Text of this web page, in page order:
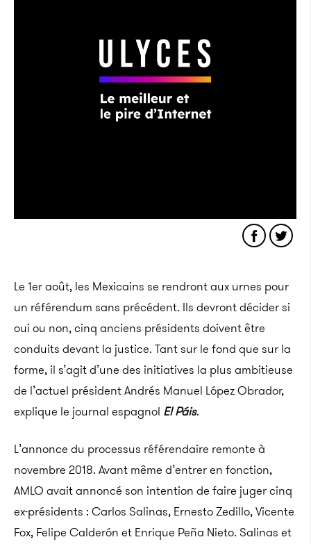
Le 1er août, les Mexicains se rendront aux urnes pour
un référendum sans précédent. Ils devront décider si
oui ou non, cinq anciens présidents doivent être
conduits devant la justice. Tant sur le fond que sur la
forme, il s’agit d’une des initiatives la plus ambitieuse
de l’actuel président Andrés Manuel López Obrador,
explique le journal espagnol El Páis.
L’annonce du processus référendaire remonte à
novembre 2018. Avant même d’entrer en fonction,
AMLO avait annoncé son intention de faire juger cinq
ex-présidents : Carlos Salinas, Ernesto Zedillo, Vicente
Fox, Felipe Calderón et Enrique Peña Nieto. Salinas et